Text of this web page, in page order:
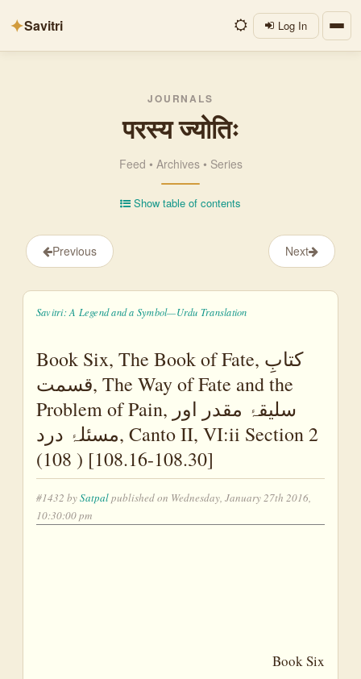
✦Savitri Log In
JOURNALS
परस्य ज्योतिः
Feed • Archives • Series
Show table of contents
Previous Next
Savitri: A Legend and a Symbol—Urdu Translation
Book Six, The Book of Fate, کتابِ
قسمت, The Way of Fate and the
Problem of Pain, سلیقۂ مقدر اور
مسئلۂ درد, Canto II, VI:ii Section 2
(108 ) [108.16-108.30]
#1432 bySatpalpublished on Wednesday, January 27th 2016,
10:30:00 pm
Book Six